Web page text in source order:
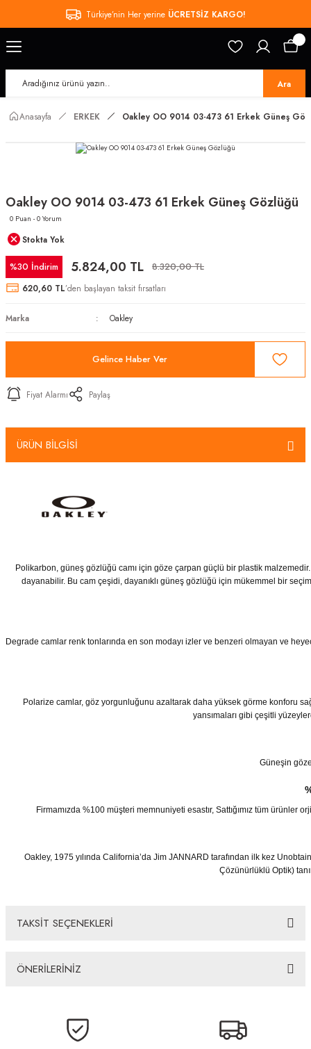
Türkiye’nin Her yerine ÜCRETSİZ KARGO!
Ara
Anasayfa ERKEK Oakley OO 9014 03-473 61 Erkek Güneş
Oakley OO 9014 03-473 61 Erkek Güneş Gözlüğü
0 Puan - 0 Yorum
Stokta Yok
%30 İndirim 5.824,00 TL 8.320,00 TL
620,60 TL’den başlayan taksit fırsatları
Marka Oakley
Gelince Haber Ver
Fiyat Alarmı Paylaş
ÜRÜN BİLGİSİ
Polikarbon, güneş gözlüğü camı için göze çarpan güçlü bir plastik
dayanabilir. Bu cam çeşidi, dayanıklı güneş gözlüğü için mükemmel bir
Degrade camlar renk tonlarında en son modayı izler ve benzeri olmayan ve
Polarize camlar, göz yorgunluğunu azaltarak daha yüksek görme konforu
yansımaları gibi çeşitli
Güneşin
Firmamızda %100 müşteri memnuniyeti esastır, Sattığımız tüm
Oakley, 1975 yılında California’da Jim JANNARD tarafından ilk kez
Çözünürlüklü Optik)
TAKSİT SEÇENEKLERİ
ÖNERİLERİNİZ
yetersiz gördüğünüz noktaları öneri formunu kullanarak tarafımıza
Görüş ve önerileriniz için teşekkür ederiz.